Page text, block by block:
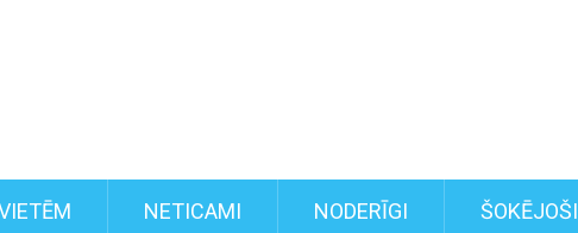
NETICAMI NODERĪGI ŠOKĒJOŠI